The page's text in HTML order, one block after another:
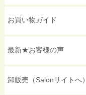
お買い物ガイド
最新★お客様の声
卸販売（Salonサイトへ）